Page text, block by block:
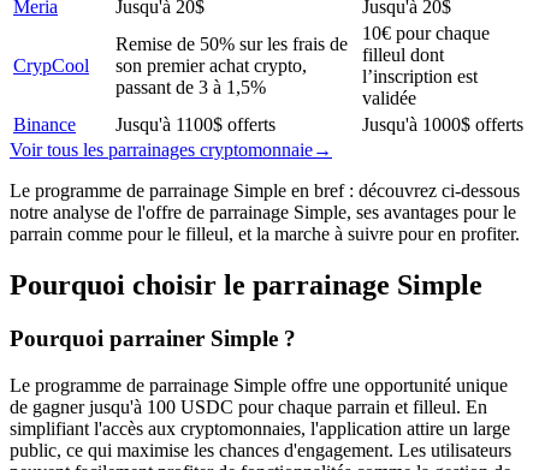
Meria
Jusqu'à 20$ Jusqu'à 20$
CrypCool
Remise de 50% sur les frais de
son premier achat crypto,
passant de 3 à 1,5%
10€ pour chaque
filleul dont
l’inscription est
validée
Binance
Jusqu'à 1100$ offerts
Jusqu'à 1000$ offerts
Voir tous les parrainages cryptomonnaie→
Le programme de parrainage Simple en bref : découvrez ci-dessous
notre analyse de l'offre de parrainage Simple, ses avantages pour le
parrain comme pour le filleul, et la marche à suivre pour en profiter.
Pourquoi choisir le parrainage Simple
Pourquoi parrainer Simple ?
Le programme de parrainage Simple offre une opportunité unique
de gagner jusqu'à 100 USDC pour chaque parrain et filleul. En
simplifiant l'accès aux cryptomonnaies, l'application attire un large
public, ce qui maximise les chances d'engagement. Les utilisateurs